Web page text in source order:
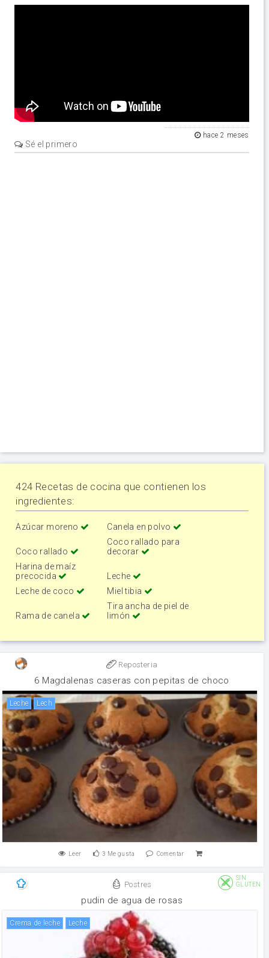
hace 2 meses
Sé el primero
424 Recetas de cocina que contienen los
ingredientes:
Azúcar moreno Canela en polvo
Coco rallado
Coco rallado para
decorar
Harina de maíz
precocida
Leche
Leche de coco
Miel tibia
Rama de canela
Tira ancha de piel de
limón
Reposteria
6 Magdalenas caseras con pepitas de choco
leche lech
Leer 3 Me gusta Comentar
Postres
SIN
GLUTEN
pudin de agua de rosas
crema de leche leche